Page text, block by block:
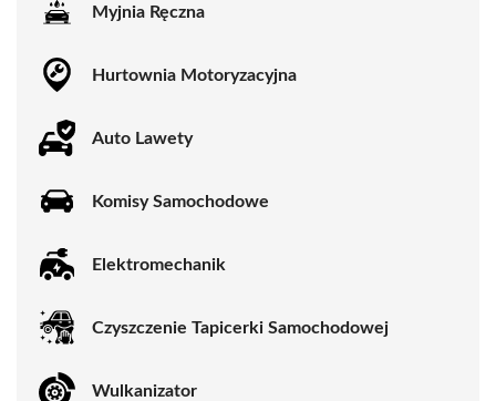
Myjnia Ręczna
Hurtownia Motoryzacyjna
Auto Lawety
Komisy Samochodowe
Elektromechanik
Czyszczenie Tapicerki Samochodowej
Wulkanizator